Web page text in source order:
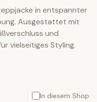
in entspannter
Ausgestattet mit
und
vielseitiges Styling.
In diesem Shop